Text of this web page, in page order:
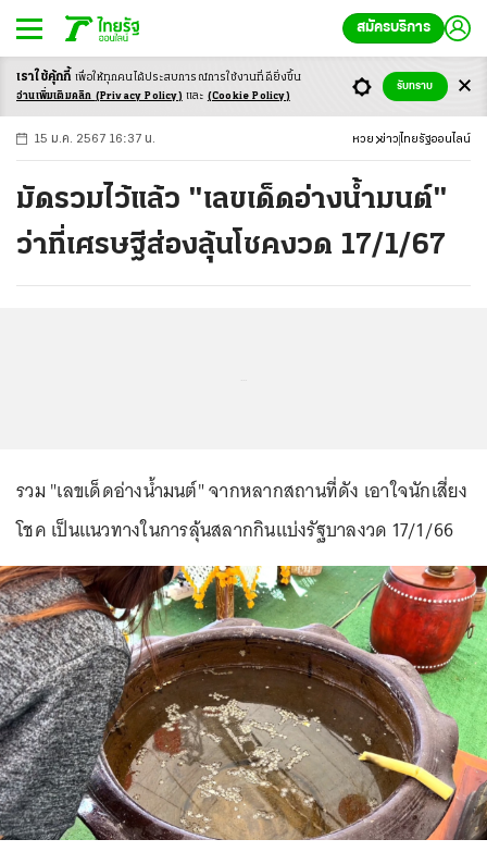
สมัครบริการ
-ก ก ก+
15 ม.ค. 2567 16:37 น. หวย ข่าว ไทยรัฐออนไลน์
มัดรวมไว้แล้ว "เลขเด็ดอ่างน้ำมนต์"
ว่าที่เศรษฐีส่องลุ้นโชคงวด 17/1/67
รวม "เลขเด็ดอ่างน้ำมนต์" จากหลากสถานที่ดัง เอาใจนักเสี่ยง
โชค เป็นแนวทางในการลุ้นสลากกินแบ่งรัฐบาลงวด 17/1/66
เราใช้คุ้กกี้ เพื่อให้ทุกคนได้ประสบการณ์การใช้งานที่ดียิ่งขึ้น
อ่านเพิ่มเติมคลิก (Privacy Policy) และ (Cookie Policy)
รับทราบ